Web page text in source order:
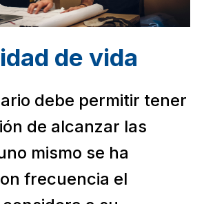
de vida
debe permitir tener
de alcanzar las
mismo se ha
frecuencia el